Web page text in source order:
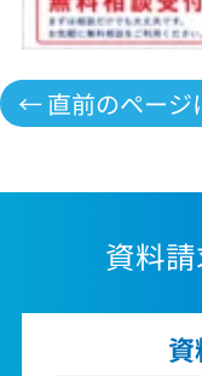
← 直前のページ
資料